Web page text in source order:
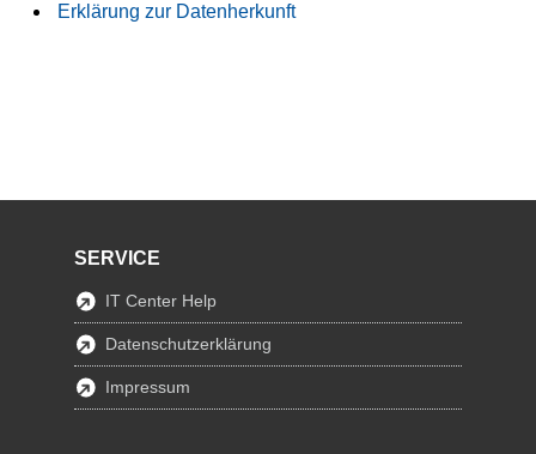
Erklärung zur Datenherkunft
SERVICE
IT Center Help
Datenschutzerklärung
Impressum